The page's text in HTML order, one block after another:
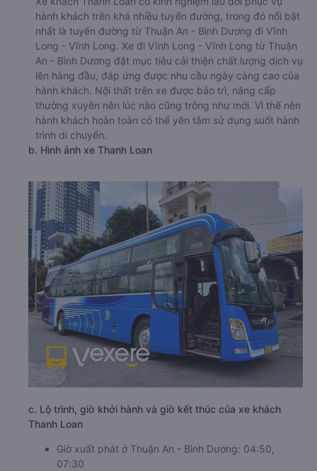
hành khách trên khá nhiều tuyến đường, trong đó nổi bật
nhất là tuyến đường từ Thuận An - Bình Dương đi Vĩnh
Long - Vĩnh Long. Xe đi Vĩnh Long - Vĩnh Long từ Thuận
An - Bình Dương đặt mục tiêu cải thiện chất lượng dịch vụ
lên hàng đầu, đáp ứng được nhu cầu ngày càng cao của
hành khách. Nội thất trên xe được bảo trì, nâng cấp
thường xuyên nên lúc nào cũng trông như mới. Vì thế nên
hành khách hoàn toàn có thể yên tâm sử dụng suốt hành
trình di chuyển.
b. Hình ảnh xe Thanh Loan
c. Lộ trình, giờ khởi hành và giờ kết thúc của xe khách
Thanh Loan
Giờ xuất phát ở Thuận An - Bình Dương: 04:50,
07:30